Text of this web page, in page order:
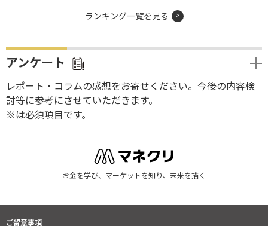
ランキング一覧を見る
アンケート
レポート・コラムの感想をお寄せください。今後の内容検
討等に参考にさせていただきます。
※は必須項目です。
お金を学び、マーケットを知り、未来を描く
ご留意事項